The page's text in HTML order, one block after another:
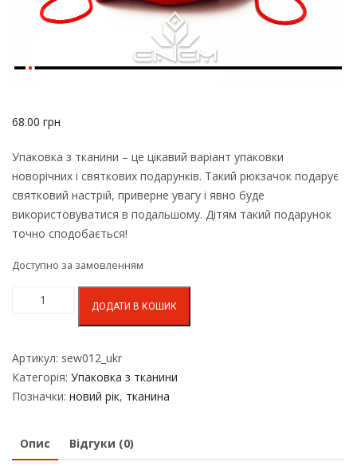
68.00 грн
Упаковка з тканини – це цікавий варіант упаковки
новорічних і святкових подарунків. Такий рюкзачок подарує
святковий настрій, приверне увагу і явно буде
використовуватися в подальшому. Дітям такий подарунок
точно сподобається!
Доступно за замовленням
ДОДАТИ В КОШИК
Артикул: sew012_ukr
Категорія: Упаковка з тканини
Позначки: новий рік, тканина
Опис Відгуки (0)